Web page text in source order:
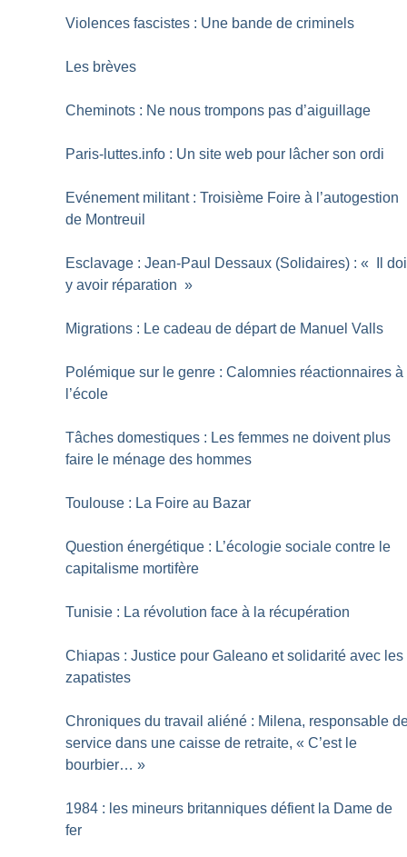
Violences fascistes : Une bande de criminels
Les brèves
Cheminots : Ne nous trompons pas d’aiguillage
Paris-luttes.info : Un site web pour lâcher son ordi
Evénement militant : Troisième Foire à l’autogestion
de Montreuil
Esclavage : Jean-Paul Dessaux (Solidaires) : «
Il
y avoir réparation »
Migrations : Le cadeau de départ de Manuel Valls
Polémique sur le genre : Calomnies réactionnaires à
l’école
Tâches domestiques : Les femmes ne doivent plus
faire le ménage des hommes
Toulouse : La Foire au Bazar
Question énergétique : L’écologie sociale contre le
capitalisme mortifère
Tunisie : La révolution face à la récupération
Chiapas : Justice pour Galeano et solidarité avec les
zapatistes
Chroniques du travail aliéné : Milena, responsable
service dans une caisse de retraite, « C’est le
bourbier… »
1984 : les mineurs britanniques défient la Dame de
fer